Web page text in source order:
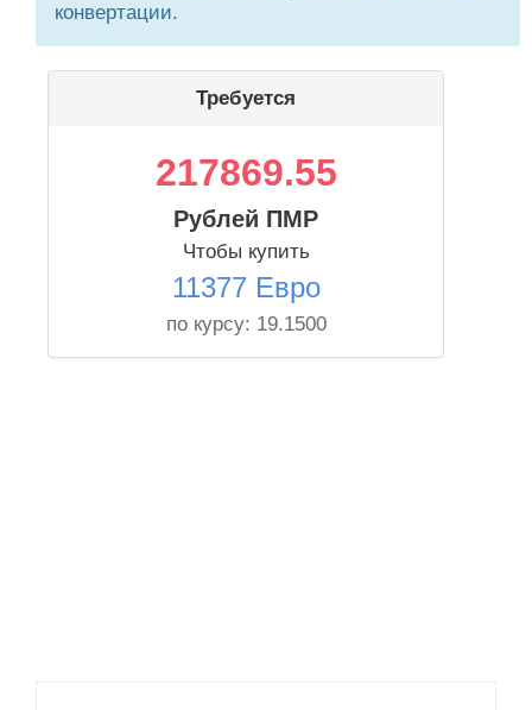
конвертации.
Требуется
217869.55
Рублей ПМР
Чтобы купить
11377 Евро
по курсу: 19.1500